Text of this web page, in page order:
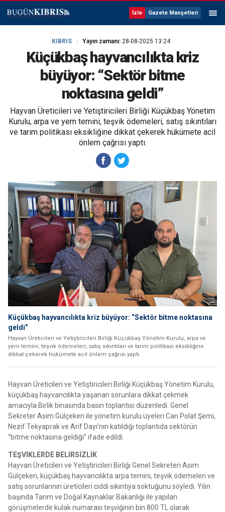
İzle Gazete Manşetleri
KIBRIS Yayın zamanı: 28-08-2025 13:24
Küçükbaş hayvancılıkta kriz
büyüyor: “Sektör bitme
noktasına geldi”
Hayvan Üreticileri ve Yetiştiricileri Birliği Küçükbaş Yönetim
Kurulu, arpa ve yem temini, teşvik ödemeleri, satış sıkıntıları
ve tarım politikası eksikliğine dikkat çekerek hükümete acil
önlem çağrısı yaptı.
Küçükbaş hayvancılıkta kriz büyüyor: “Sektör bitme noktasına
geldi”
Hayvan Üreticileri ve Yetiştiricileri Birliği Küçükbaş Yönetim Kurulu, arpa ve
yem temini, teşvik ödemeleri, satış sıkıntıları ve tarım politikası eksikliğine
dikkat çekerek hükümete acil önlem çağrısı yaptı.
Hayvan Üreticileri ve Yetiştiricileri Birliği Küçükbaş Yönetim Kurulu,
küçükbaş hayvancılıkta yaşanan sorunlara dikkat çekmek
amacıyla Birlik binasında basın toplantısı düzenledi. Genel
Sekreter Asım Gülçeken ile yönetim kurulu üyeleri Can Polat Şemi,
Nezif Tekyaprak ve Arif Dayı’nın katıldığı toplantıda sektörün
“bitme noktasına geldiği” ifade edildi.
TEŞVİKLERDE BELİRSİZLİK
Hayvan Üreticileri ve Yetiştiricileri Birliği Genel Sekreteri Asım
Gülçeken, küçükbaş hayvancılıkta arpa temini, teşvik ödemeleri ve
satış sorunlarının üreticileri ciddi sıkıntıya soktuğunu söyledi. Yılın
başında Tarım ve Doğal Kaynaklar Bakanlığı ile yapılan
görüşmelerde kulak numarası teşviğinin bin 800 TL olarak